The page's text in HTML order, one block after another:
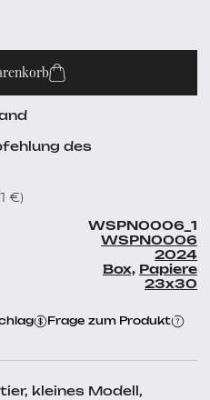
kleines Modell,
des
€)
WSPN0006_1
WSPN0006
2024
Box, Papiere
23x30
Frage zum Produkt